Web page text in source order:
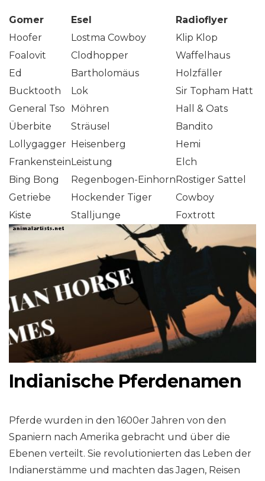
Gomer Esel
Radioflyer
Hoofer
Lostma Cowboy
Klip Klop
Foalovit
Clodhopper
Waffelhaus
Ed
Bartholomäus
Holzfäller
Bucktooth
Lok
Sir Topham Hatt
General Tso
Möhren
Hall & Oats
Überbite
Sträusel
Bandito
Lollygagger Heisenberg
Hemi
FrankensteinLeistung
Elch
Bing Bong
Regenbogen-EinhornRostiger Sattel
Getriebe
Hockender Tiger
Cowboy
Kiste
Stalljunge Foxtrott
Indianische Pferdenamen
Pferde wurden in den 1600er Jahren von den
Spaniern nach Amerika gebracht und über die
Ebenen verteilt. Sie revolutionierten das Leben der
Indianerstämme und machten das Jagen, Reisen